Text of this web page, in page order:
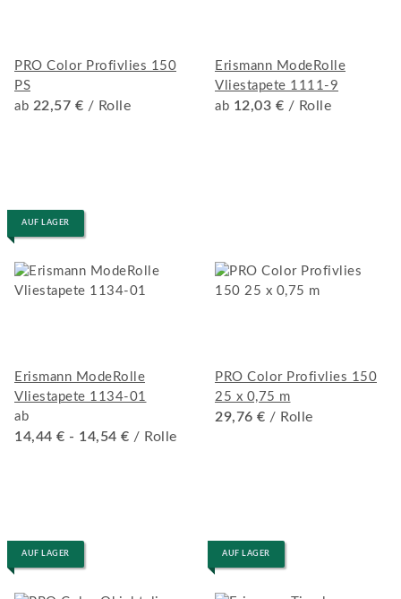
PRO Color Profivlies 150
PS
ab 22,57 € / Rolle
Erismann ModeRolle
Vliestapete 1111-9
ab 12,03 € / Rolle
AUF LAGER
Erismann ModeRolle
Vliestapete 1134-01
ab
14,44 € - 14,54 € / Rolle
PRO Color Profivlies 150
25 x 0,75 m
29,76 € / Rolle
AUF LAGER AUF LAGER